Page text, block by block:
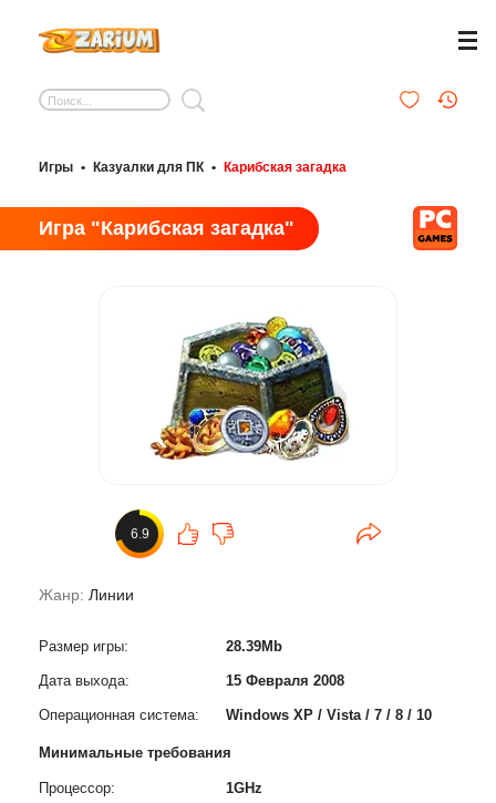
Игры • Казуалки для ПК • Карибская загадка
Игра "Карибская загадка"
Жанр: Линии
Размер игры: 28.39Mb
Дата выхода: 15 Февраля 2008
Операционная система: Windows XP / Vista / 7 / 8 / 10
Минимальные требования
Процессор: 1GHz
6.9